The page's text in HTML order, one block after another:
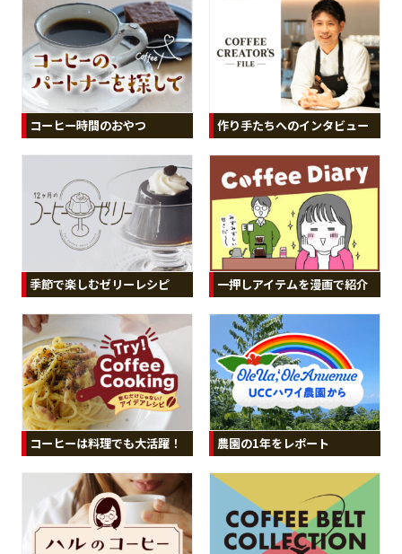
コーヒー時間のおやつ 作り手たちへのインタビュー
季節で楽しむゼリーレシピ 一押しアイテムを漫画で紹介
コーヒーは料理でも大活躍！ 農園の1年をレポート